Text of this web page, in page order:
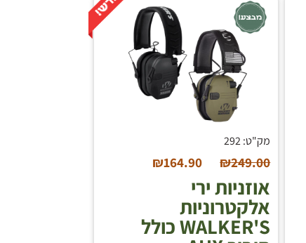
מק"ט: 292
₪249.00
₪164.90
אוזניות ירי
אלקטרוניות
WALKER'S כולל